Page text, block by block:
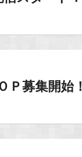
Ｐ募集開始！